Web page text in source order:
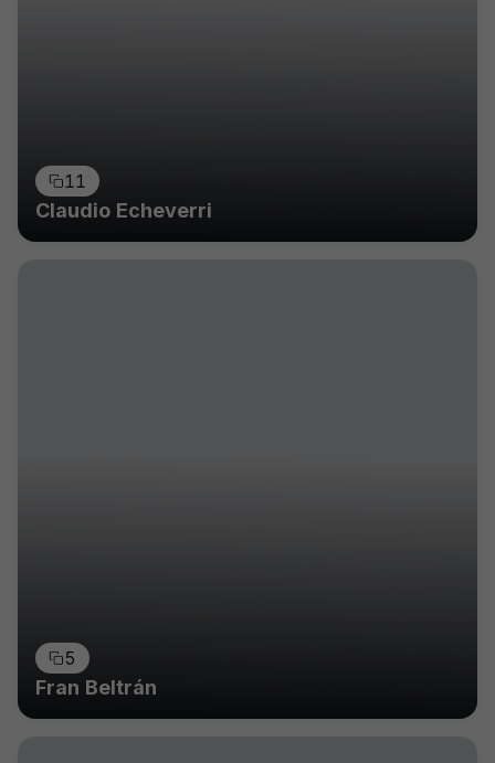
11
Claudio Echeverri
5
Fran Beltrán